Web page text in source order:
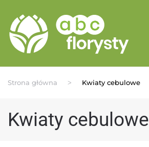
Przejdź do treści głównej
Strona główna Kwiaty cebulowe
Kwiaty cebulowe